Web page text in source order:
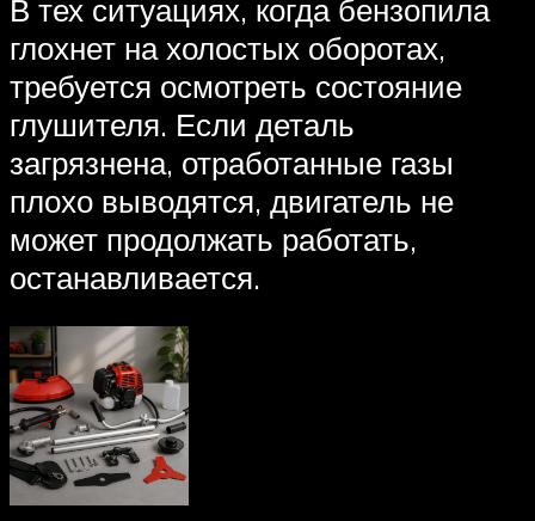
В тех ситуациях, когда бензопила
глохнет на холостых оборотах,
требуется осмотреть состояние
глушителя. Если деталь
загрязнена, отработанные газы
плохо выводятся, двигатель не
может продолжать работать,
останавливается.